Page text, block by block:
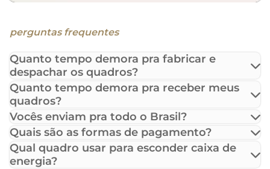
perguntas frequentes
Quanto tempo demora pra fabricar e
despachar os quadros?
Quanto tempo demora pra receber meus
quadros?
Vocês enviam pra todo o Brasil?
Quais são as formas de pagamento?
Qual quadro usar para esconder caixa de
energia?